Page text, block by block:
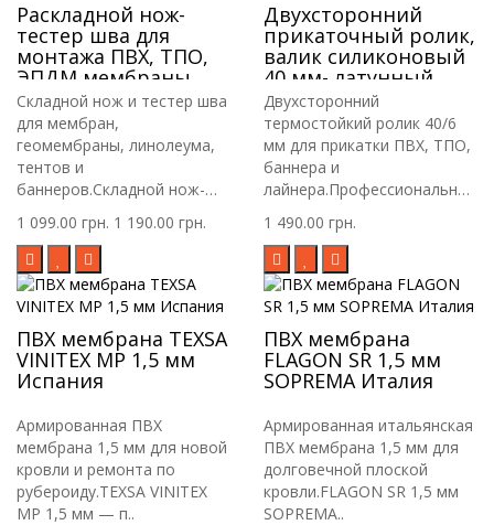
Раскладной нож-
тестер шва для
монтажа ПВХ, ТПО,
ЭПДМ мембраны
GOODIZOL
Складной нож и тестер шва
для мембран,
геомембраны, линолеума,
тентов и
баннеров.Складной нож-
1 099.00 грн. 1 190.00 грн.
Двухсторонний
прикаточный ролик,
валик силиконовый
40 мм- латунный
ролик 6мм NEICO
Двухсторонний
термостойкий ролик 40/6
мм для прикатки ПВХ, ТПО,
баннера и
лайнера.Профессиональный
1 490.00 грн.
ПВХ мембрана TEXSA
VINITEX MP 1,5 мм
Испания
Армированная ПВХ
мембрана 1,5 мм для новой
кровли и ремонта по
рубероиду.TEXSA VINITEX
MP 1,5 мм — п..
ПВХ мембрана
FLAGON SR 1,5 мм
SOPREMA Италия
Армированная итальянская
ПВХ мембрана 1,5 мм для
долговечной плоской
кровли.FLAGON SR 1,5 мм
SOPREMA..